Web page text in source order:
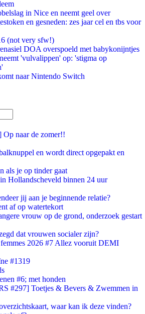
in Nice en neemt geel over
en gesneden: zes jaar cel en tbs voor
(not very sfw!)
DOA overspoeld met babykonijntjes
'vulvalippen' op: 'stigma op
naar Nintendo Switch
naar de zomer!!
en wordt direct opgepakt en
als je op tinder gaat
Hollandscheveld binnen 24 uur
jij aan je beginnende relatie?
af op watertekort
vrouw op de grond, onderzoek gestart
dat vrouwen socialer zijn?
2026 #7 Allez vooruit DEMI
#1319
#6; met honden
#297] Toetjes & Bevers & Zwemmen in
waar kan ik deze vinden?